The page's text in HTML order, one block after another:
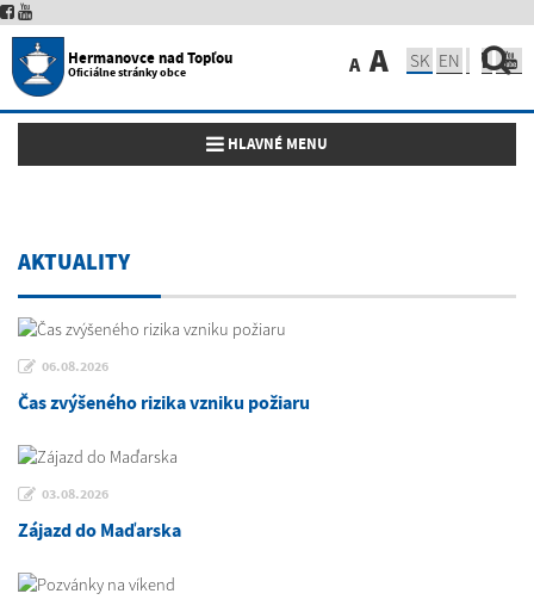
Hermanovce nad Topľou
Oficiálne stránky obce A A SK EN
Toggle navigation
HLAVNÉ MENU
AKTUALITY
06.08.2026
Čas zvýšeného rizika vzniku požiaru
03.08.2026
Zájazd do Maďarska